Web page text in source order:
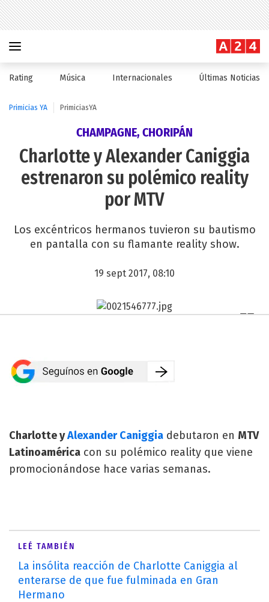
Rating Música Internacionales Últimas Noticias
Primicias YA PrimiciasYA
CHAMPAGNE, CHORIPÁN
Charlotte y Alexander Caniggia
estrenaron su polémico reality
por MTV
Los excéntricos hermanos tuvieron su bautismo
en pantalla con su flamante reality show.
19 sept 2017, 08:10
Charlotte yAlexander Caniggia debutaron en MTV
Latinoamérica con su polémico reality que viene
promocionándose hace varias semanas.
LEÉ TAMBIÉN
La insólita reacción de Charlotte Caniggia al
enterarse de que fue fulminada en Gran
Hermano